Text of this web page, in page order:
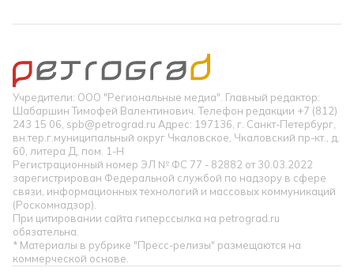
Учредители: ООО "Региональные медиа". Главный редактор:
Шабаршин Тимофей Валентинович. Телефон редакции +7 (812)
243 15 06, spb@petrograd.ru Адрес: 197136, г. Санкт-Петербург,
вн.тер.г.муниципальный округ Чкаловское, Чкаловский пр-кт., д.
60, литера Д, пом. 1-Н
Регистрационный номер ЭЛ № ФС 77 - 82882 от 30.03.2022
зарегистрирован Федеральной службой по надзору в сфере
связи, информационных технологий и массовых коммуникаций
(Роскомнадзор).
При цитировании сайта гиперссылка на petrograd.ru
обязательна.
* Материалы в рубрике "Пресс-релизы" размещаются на
коммерческой основе.